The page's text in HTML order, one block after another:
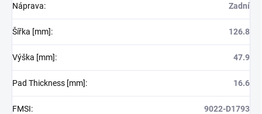
Náprava: Zadní
Šířka [mm]: 126.8
Výška [mm]: 47.9
Pad Thickness [mm]: 16.6
FMSI: 9022-D1793